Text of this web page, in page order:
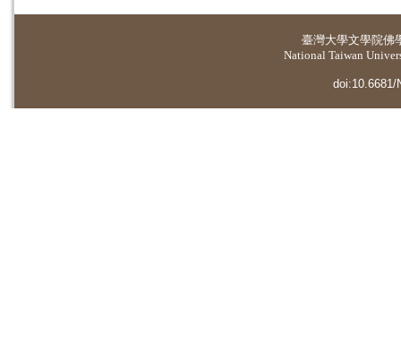
臺灣大學文學院佛
National Taiwan
doi:10.6681/